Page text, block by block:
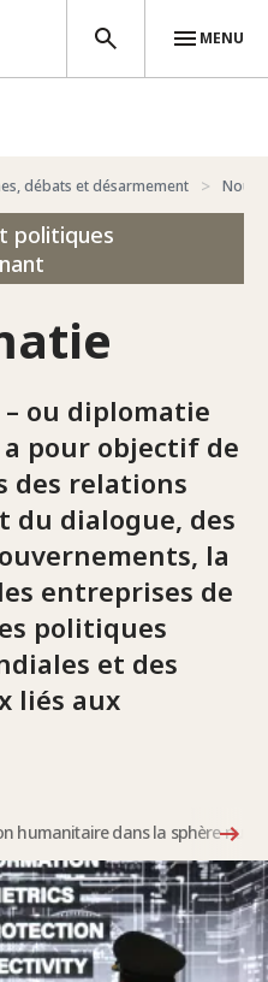
MENU
débats et désarmement
politiques
ou diplomatie
pour objectif de
des relations
du dialogue, des
la
entreprises de
politiques
et des
liés aux
humanitaire dans la sphère